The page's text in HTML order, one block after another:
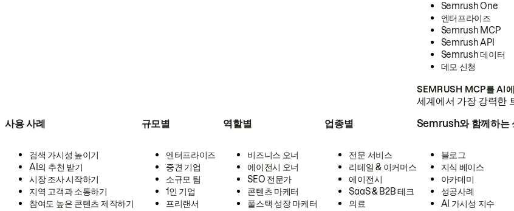
Semrush One
엔터프라이즈
Semrush MCP
Semrush API
Semrush 데이터
데모 신청
SEMRUSH MCP를 AI에
세계에서 가장 강력한
사용 사례
검색 가시성 높이기
AI의 추천 받기
시장 조사 시작하기
지역 고객과 소통하기
참여도 높은 콘텐츠 제작하기
규모별
엔터프라이즈
중견 기업
소규모 팀
1인 기업
프리랜서
역할별
비즈니스 오너
에이전시 오너
SEO 전문가
콘텐츠 마케터
풀스택 성장 마케터
업종별
전문 서비스
리테일 & 이커머스
에이전시
SaaS & B2B 테크
의료
Semrush와 함께하는
블로그
지식 베이스
아카데미
성공사례
AI 가시성 지수